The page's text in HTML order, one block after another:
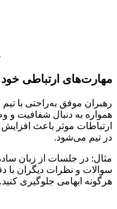
مهارت‌های ارتباطی خود
رهبران موفق به‌راحتی با
همواره به دنبال شفافیت و
ارتباطات موثر باعث افزایش
در تیم می‌شود.
مثال: در جلسات از زبان
سوالات و نظرات دیگران با
هرگونه ابهامی جلوگیری کنید.